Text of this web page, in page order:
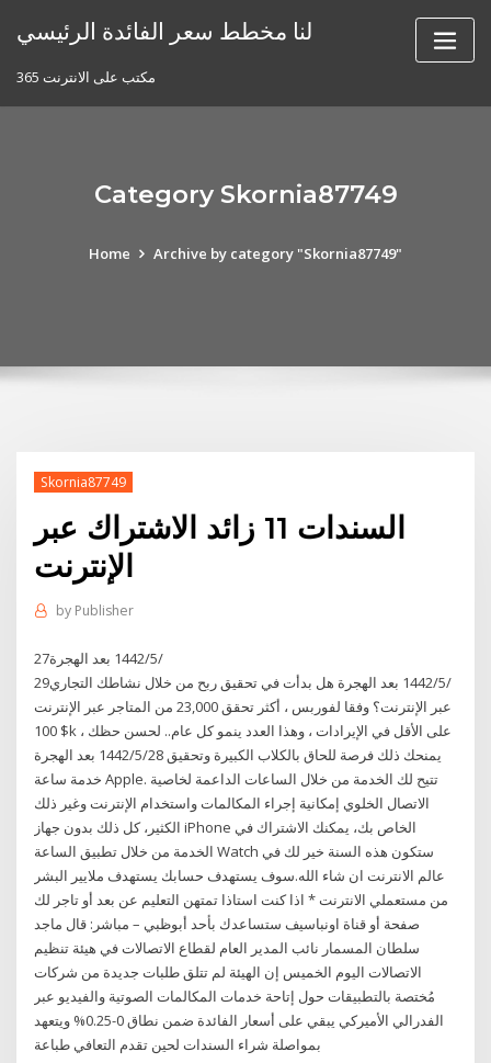
لنا مخطط سعر الفائدة الرئيسي
مكتب على الانترنت 365
Category Skornia87749
Home Archive by category "Skornia87749"
Skornia87749
السندات 11 زائد الاشتراك عبر
الإنترنت
by Publisher
27‏‏/5‏‏/1442 بعد الهجرة
29‏‏/5‏‏/1442 بعد الهجرة هل بدأت في تحقيق ربح من خلال نشاطك التجاري
عبر الإنترنت؟ وفقا لفوربس ، أكثر تحقق 23,000 من المتاجر عبر الإنترنت
$ 100k على الأقل في الإيرادات ، وهذا العدد ينمو كل عام.. لحسن حظك ،
يمنحك ذلك فرصة للحاق بالكلاب الكبيرة وتحقيق 28‏‏/5‏‏/1442 بعد الهجرة
خدمة ساعة Apple. تتيح لك الخدمة من خلال الساعات الداعمة لخاصية
الاتصال الخلوي إمكانية إجراء المكالمات واستخدام الإنترنت وغير ذلك
الكثير، كل ذلك بدون جهاز iPhone الخاص بك، يمكنك الاشتراك في
الخدمة من خلال تطبيق الساعة Watch ستكون هذه السنة خير لك في
عالم الانترنت ان شاء الله.سوف يستهدف حسابك يستهدف ملايير البشر
من مستعملي الانترنت * اذا كنت استاذا تمتهن التعليم عن بعد أو تاجر لك
صفحة أو قناة اونباسيف ستساعدك بأحد أبوظبي – مباشر: قال ماجد
سلطان المسمار نائب المدير العام لقطاع الاتصالات في هيئة تنظيم
الاتصالات اليوم الخميس إن الهيئة لم تتلق طلبات جديدة من شركات
مُختصة بالتطبيقات حول إتاحة خدمات المكالمات الصوتية والفيديو عبر
الفدرالي الأميركي يبقي على أسعار الفائدة ضمن نطاق 0-0.25% ويتعهد
بمواصلة شراء السندات لحين تقدم التعافي طباعة